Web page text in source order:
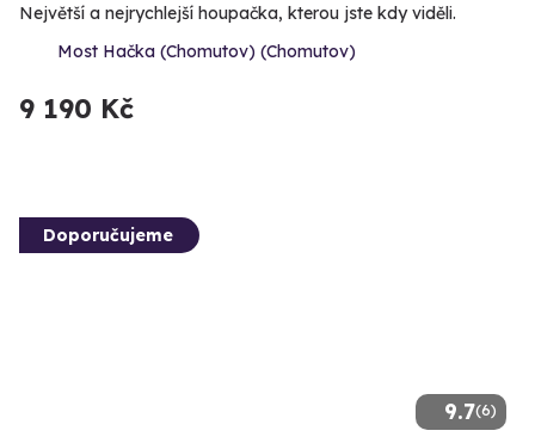
Největší a nejrychlejší houpačka, kterou jste kdy viděli.
Most Hačka (Chomutov) (Chomutov)
9 190 Kč
9.7(6)
Doporučujeme